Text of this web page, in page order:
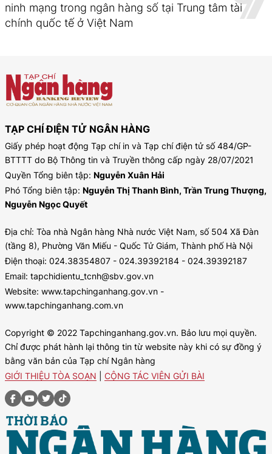
ninh mạng trong ngân hàng số tại Trung tâm tài
chính quốc tế ở Việt Nam
TẠP CHÍ ĐIỆN TỬ NGÂN HÀNG
Giấy phép hoạt động Tạp chí in và Tạp chí điện tử số 484/GP-
BTTTT do Bộ Thông tin và Truyền thông cấp ngày 28/07/2021
Quyền Tổng biên tập: Nguyễn Xuân Hải
Phó Tổng biên tập: Nguyễn Thị Thanh Bình, Trần Trung Thượng,
Nguyễn Ngọc Quyết
Địa chỉ: Tòa nhà Ngân hàng Nhà nước Việt Nam, số 504 Xã Đàn
(tầng 8), Phường Văn Miếu - Quốc Tử Giám, Thành phố Hà Nội
Điện thoại: 024.38354807 - 024.39392184 - 024.39392187
Email: tapchidientu_tcnh@sbv.gov.vn
Website: www.tapchinganhang.gov.vn -
www.tapchinganhang.com.vn
Copyright © 2022 Tapchinganhang.gov.vn. Bảo lưu mọi quyền.
Chỉ được phát hành lại thông tin từ website này khi có sự đồng ý
bằng văn bản của Tạp chí Ngân hàng
GIỚI THIỆU TÒA SOẠN
CỘNG TÁC VIÊN GỬI BÀI